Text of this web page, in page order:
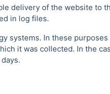
delivery of the website to
in log files.
In these
it was collected. In the